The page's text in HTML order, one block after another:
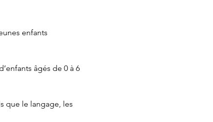
enfants
âgés de 0 à 6
que le langage, les